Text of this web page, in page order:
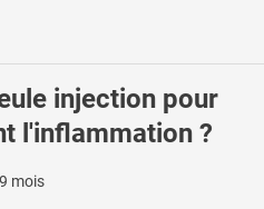
injection pour
l'inflammation ?
mois